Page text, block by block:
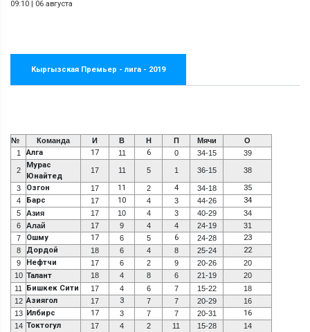
09:10 06 августа
Кыргызская Премьер - лига - 2019
№ Команда И В Н П Мячи
О
1
Алга 17 11 6 0 34-15 39
2
Мурас
Юнайтед
17 11 5 1 36-15 38
3 Озгон 17 11 2 4 34-18 35
4 Барс 17 10 4 3 44-26 34
5 Азия 17 10 4 3 40-29
34
6
Алай 17 9 4 4 24-19
31
7
Ошму 17 6 5 6 24-28 23
8 Дордой 18 6 4 8 25-24 22
9 Нефтчи 17 6 2 9 20-26
20
10 Талант 18 4 8 6 21-19
20
11
Бишкек Сити 17 4 6 7 15-22
18
12 Азиягол 17 3 7 7 20-29
16
13
Илбирс 17 3 7 7 20-31 16
14 Токтогул 17 4 2 11 15-28
14